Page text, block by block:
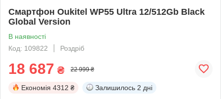
Смартфон Oukitel WP55 Ultra 12/512Gb Black
Global Version
В наявності
Код: 109822
Роздріб
18 687 ₴ 22 999 ₴
Економія 4312 ₴ Залишилось 2 дні